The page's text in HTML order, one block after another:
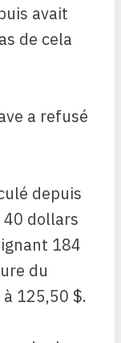
avait
de cela
a refusé
depuis
dollars
184
du
125,50 $.